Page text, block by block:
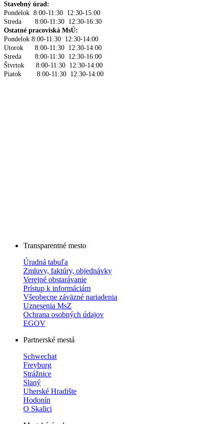
Stavebný úrad:
Pondelok 8:00-11:30 12:30-15:00
Streda 8:00-11:30 12:30-16:30
Ostatné pracoviská MsÚ:
Pondelok 8:00-11:30 12:30-14:00
Utorok 8:00-11:30 12:30-14:00
Streda 8:00-11:30 12:30-16:00
Štvrtok 8:00-11:30 12:30-14:00
Piatok 8:00-11:30 12:30-14:00
Transparentné mesto
Úradná tabuľa
Zmluvy, faktúry, objednávky
Verejné obstarávanie
Prístup k informáciám
Všeobecne záväzné nariadenia
Uznesenia MsZ
Ochrana osobných údajov
EGOV
Partnerské mestá
Schwechat
Freyburg
Strážnice
Slaný
Uherské Hradište
Hodonín
O Skalici